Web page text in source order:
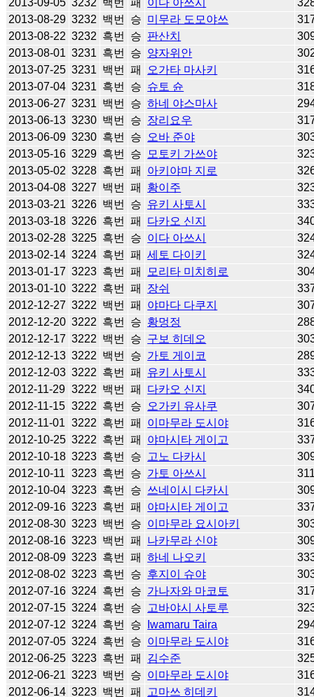
2013-08-29 3232 백번 승 미무라 도모야쓰
2013-08-22 3232 흑번 승 판산치
2013-08-01 3231 흑번 승 양자위안
2013-07-25 3231 백번 패 오가타 마사키
2013-07-04 3231 흑번 승 슈토 슌
2013-06-27 3231 백번 승 하네 야스마사
2013-06-13 3230 백번 승 장리요우
2013-06-09 3230 흑번 승 오바 준야
2013-05-16 3229 흑번 승 모토키 가쓰야
2013-05-02 3228 흑번 패 아키야마 지로
2013-04-08 3227 백번 패 황이주
2013-03-21 3226 백번 승 유키 사토시
2013-03-18 3226 흑번 패 다카오 신지
2013-02-28 3225 흑번 승 이다 아쓰시
2013-02-14 3224 흑번 패 세토 다이키
2013-01-17 3223 흑번 패 모리타 미치히로
2013-01-10 3222 흑번 패 장쉬
2012-12-27 3222 백번 패 야마다 다쿠지
2012-12-20 3222 흑번 승 황멍정
2012-12-17 3222 백번 승 구보 히데오
2012-12-13 3222 백번 승 가토 게이코
2012-12-03 3222 흑번 패 유키 사토시
2012-11-29 3222 백번 패 다카오 신지
2012-11-15 3222 흑번 승 오가키 유사쿠
2012-11-01 3222 흑번 패 이마무라 도시야
2012-10-25 3222 흑번 패 야마시타 게이고
2012-10-18 3223 흑번 승 고노 다카시
2012-10-11 3223 흑번 승 가토 아쓰시
2012-10-04 3223 흑번 승 쓰네이시 다카시
2012-09-16 3223 흑번 패 야마시타 게이고
2012-08-30 3223 백번 승 이마무라 요시아키
2012-08-16 3223 백번 패 나카무라 신야
2012-08-09 3223 흑번 패 하네 나오키
2012-08-02 3223 흑번 승 후지이 슈야
2012-07-16 3224 흑번 승 가나자와 마코토
2012-07-15 3224 흑번 승 고바야시 사토루
2012-07-12 3224 흑번 승 Iwamaru Taira
2012-07-05 3224 흑번 승 이마무라 도시야
2012-06-25 3223 흑번 패 김수준
2012-06-21 3223 백번 승 이마무라 도시야
2012-06-14 3223 백번 패 고마쓰 히데키